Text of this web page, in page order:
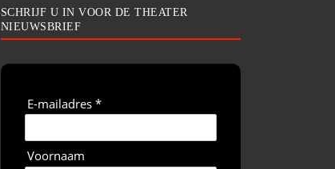
SCHRIJF U IN VOOR DE THEATER
NIEUWSBRIEF
E-mailadres *
Voornaam